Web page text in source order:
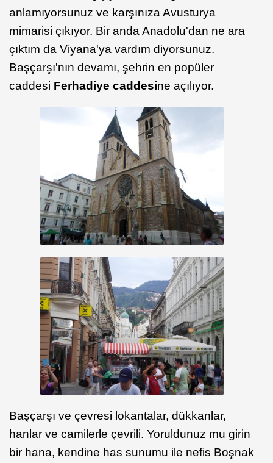
anlamıyorsunuz ve karşınıza Avusturya
mimarisi çıkıyor. Bir anda Anadolu'dan ne ara
çıktım da Viyana'ya vardım diyorsunuz.
Başçarşı'nın devamı, şehrin en popüler
caddesi Ferhadiye caddesine açılıyor.
Başçarşı ve çevresi lokantalar, dükkanlar,
hanlar ve camilerle çevrili. Yoruldunuz mu girin
bir hana, kendine has sunumu ile nefis Boşnak